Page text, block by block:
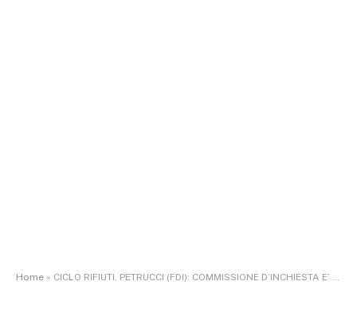
Home » CICLO RIFIUTI, PETRUCCI (FDI): COMMISSIONE D’INCHIESTA E’ DECISO SALTO IN AVANTI RISPETTO AL PASSATO